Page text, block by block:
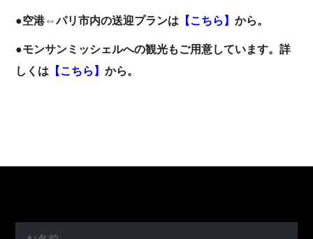
●空港⇔パリ市内の送迎プランは 【こちら 】から。
●モンサンミッシェルへの観光もご用意しています。詳
しくは 【こちら 】から。